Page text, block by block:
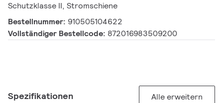
Schutzklasse II, Stromschiene
Bestellnummer: 910505104622
Vollständiger Bestellcode: 872016983509200
Spezifikationen Alle erweitern